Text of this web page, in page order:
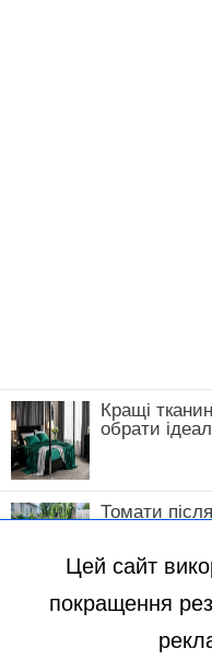
Кращі
обрати
Томати
Цей сайт
покращення